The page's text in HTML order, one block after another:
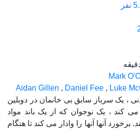
Mark
Aidan Gillen , Daniel Fee , Luke
، یک سرباز سابق بی خانمان در دوبلین
می کند ، یک نوجوان که از یک باند مواد
آنها آنها را وادار می کند تا هنگام